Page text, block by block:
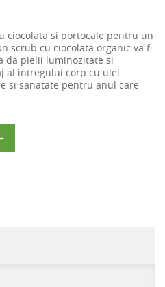
ciocolata si portocale pentru un
scrub cu ciocolata organic va fi
da pielii luminozitate si
al intregului corp cu ulei
si sanatate pentru anul care